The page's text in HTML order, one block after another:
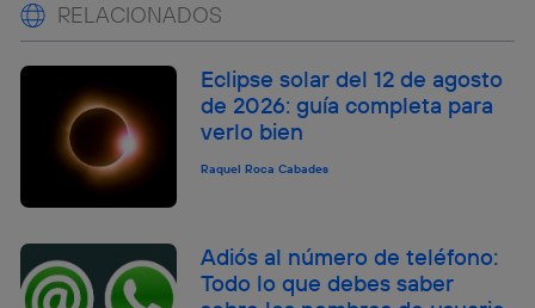
RELACIONADOS
Eclipse solar del 12 de agosto
de 2026: guía completa para
verlo bien
Raquel Roca Cabades
Adiós al número de teléfono:
Todo lo que debes saber